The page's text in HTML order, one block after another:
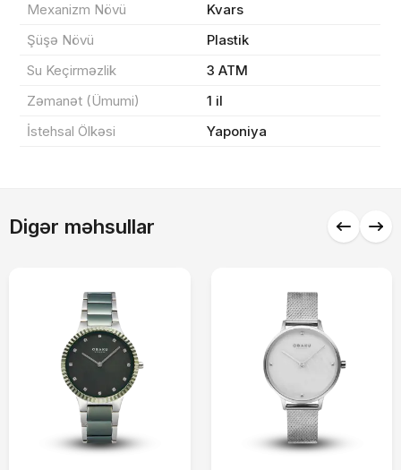
Mexanizm Növü
Kvars
Şüşə Növü
Plastik
Su Keçirməzlik
3 ATM
Zəmanət (Ümumi)
1 il
İstehsal Ölkəsi
Yaponiya
Digər məhsullar
Yekun məbləğ
Sifarişi rəsmiləşdir
Alış-verişə davam et
OK